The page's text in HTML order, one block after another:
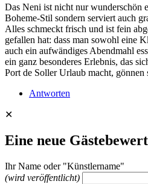
Das Neni ist nicht nur wunderschön
Boheme-Stil sondern serviert auch
Alles schmeckt frisch und ist fein
gefallen hat: dass man sowohl eine
auch ein aufwändiges Abendmahl
ein ganz besonderes Erlebnis, das
Port de Soller Urlaub macht, gönnen
Antworten
✕
Eine neue
Ihr Name oder "Künstlername"
(wird veröffentlicht)